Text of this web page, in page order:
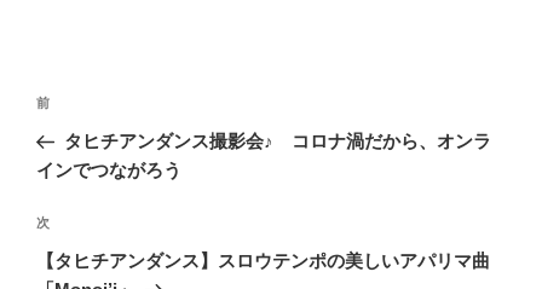
投
ナ
ゲ
ー
前
の
投
前
タヒチアンダンス撮影会♪ コロナ渦だから、オンラ
インでつながろう
次
の
投
次
【タヒチアンダンス】スロウテンポの美しいアパリマ曲